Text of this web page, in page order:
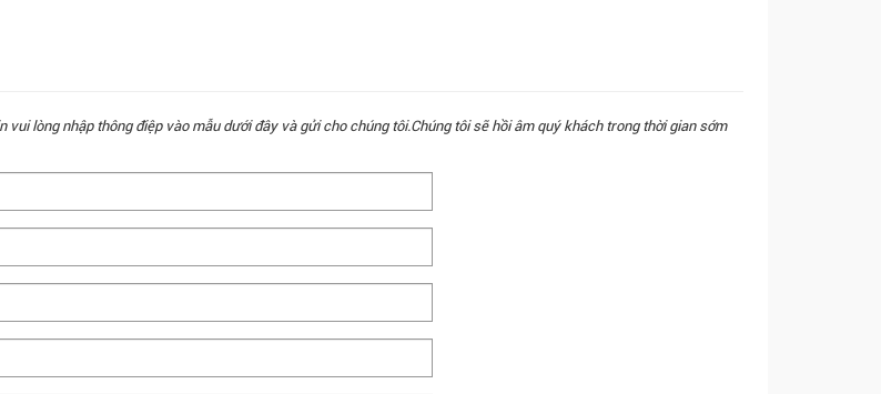
lòng nhập thông điệp vào mẫu dưới đây và gửi cho chúng tôi.Chúng tôi sẽ hồi âm quý khách trong thời gian sớm